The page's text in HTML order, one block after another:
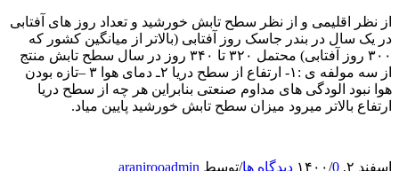
از نظر اقلیمی و از نظر سطح تابش خورشید و تعداد روز های آفتابی
در یک سال در بندر جاسک روز آفتابی (بالاتر از میانگین کشور که
۳۰۰ روز آفتابی) محتمل ۳۲۰ تا ۳۴۰ روز در سال سطح تابش منتج
از سه مولفه ی :۱- ارتفاع از سطح دریا ۲ـ دمای هوا ۳ –تازه بودن
هوا نبود الودگی های مداوم صنعتی بنابراین هر چه از سطح دریا
ارتفاع بالاتر میرود میزان سطح تابش خورشید پایین میاد.
اسفند ۲, ۱۴۰۰ /0 دیدگاه ها /توسط aranirooadmin